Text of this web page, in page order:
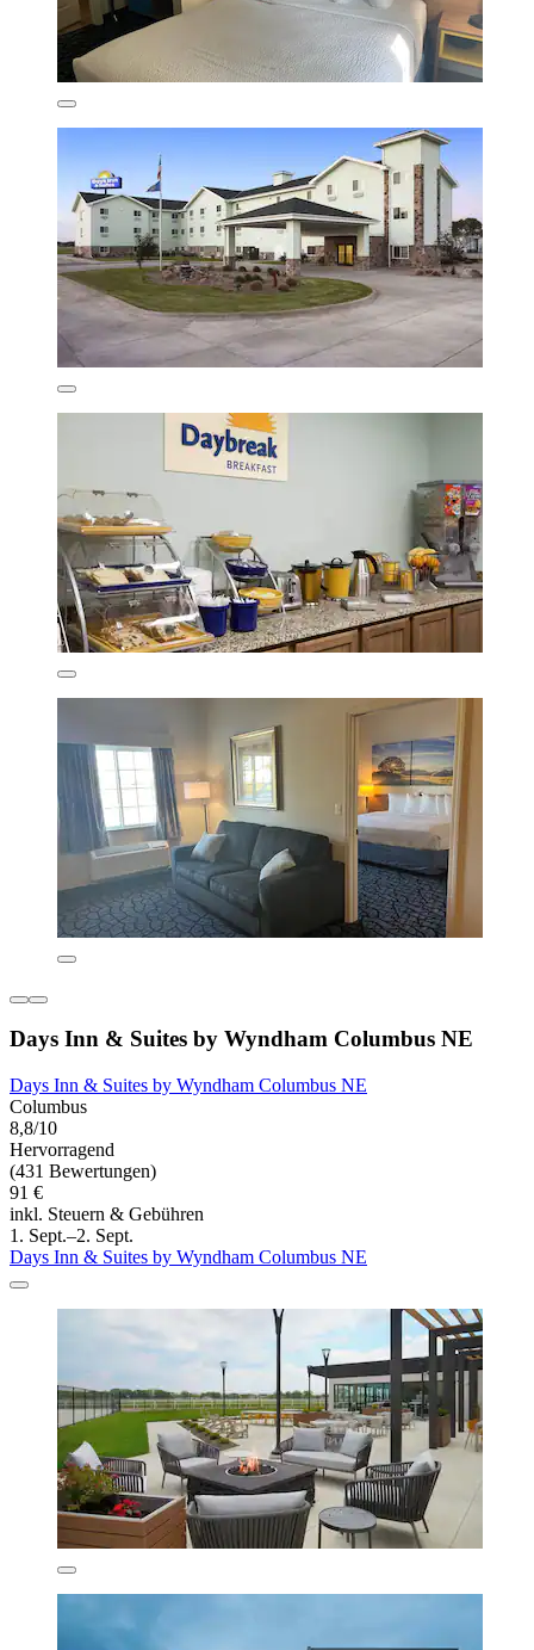
Days Inn & Suites by Wyndham Columbus NE
Days Inn & Suites by Wyndham Columbus NE
Columbus
8,8/10
Hervorragend
(431 Bewertungen)
91 €
inkl. Steuern & Gebühren
1. Sept.–2. Sept.
Days Inn & Suites by Wyndham Columbus NE